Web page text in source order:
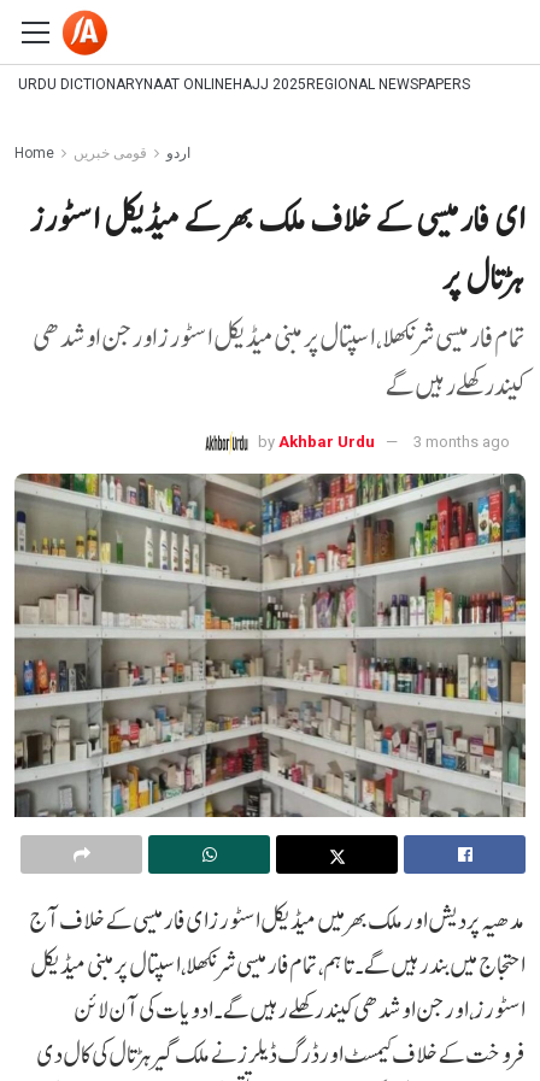
URDU DICTIONARYNAAT ONLINEHAJJ 2025 REGIONAL NEWSPAPERS
Home اردو قومی خبریں
ای فارمیسی کے خلاف ملک بھر کے میڈیکل اسٹورز
ہڑتال پر
تمام فارمیسی شرنکھلا، اسپتال پر مبنی میڈیکل اسٹورز اور جن اوشدھی
کیندر کھلے رہیں گے
by Akhbar Urdu 3 months ago
مدھیہ پردیش اور ملک بھر میں میڈیکل اسٹورز ای فارمیسی کے خلاف آج
احتجاج میں بند رہیں گے۔ تاہم، تمام فارمیسی شرنکھلا، اسپتال پر مبنی میڈیکل
اسٹورز، اور جن اوشدھی کیندر کھلے رہیں گے۔ ادویات کی آن لائن
فروخت کے خلاف کیمسٹ اور ڈرگ ڈیلرز نے ملک گیر ہڑتال کی کال دی